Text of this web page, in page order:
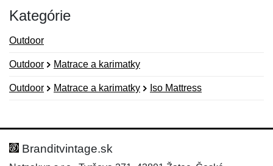
Kategórie
Outdoor
Outdoor Matrace a karimatky
Outdoor Matrace a karimatky Iso Mattress
Hodnotenie:
Meno:
Branditvintage.sk